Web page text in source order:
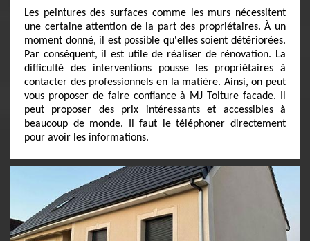
Les peintures des surfaces comme les murs nécessitent
une certaine attention de la part des propriétaires. À un
moment donné, il est possible qu'elles soient détériorées.
Par conséquent, il est utile de réaliser de rénovation. La
difficulté des interventions pousse les propriétaires à
contacter des professionnels en la matière. Ainsi, on peut
vous proposer de faire confiance à MJ Toiture facade. Il
peut proposer des prix intéressants et accessibles à
beaucoup de monde. Il faut le téléphoner directement
pour avoir les informations.